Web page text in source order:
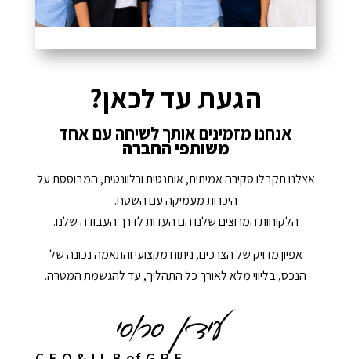
הגעת עד לכאן?
אנחנו מזמינים אותך לשיחה עם אחד
משותפי החברה
אצלנו תקבלו סקירה אמיתית, אותנטית ורלוונטית, המבוססת על
היכרות מעמיקה עם השטח.
הלקוחות המרוצים שלנו הם העדות לדרך העבודה שלנו.
אפיון מדויק של הצרכים, ניתוח מקצועי והתאמה נכונה של
הנכס, בליווי מלא לאורך כל התהליך, עד להגשמת המטרה.